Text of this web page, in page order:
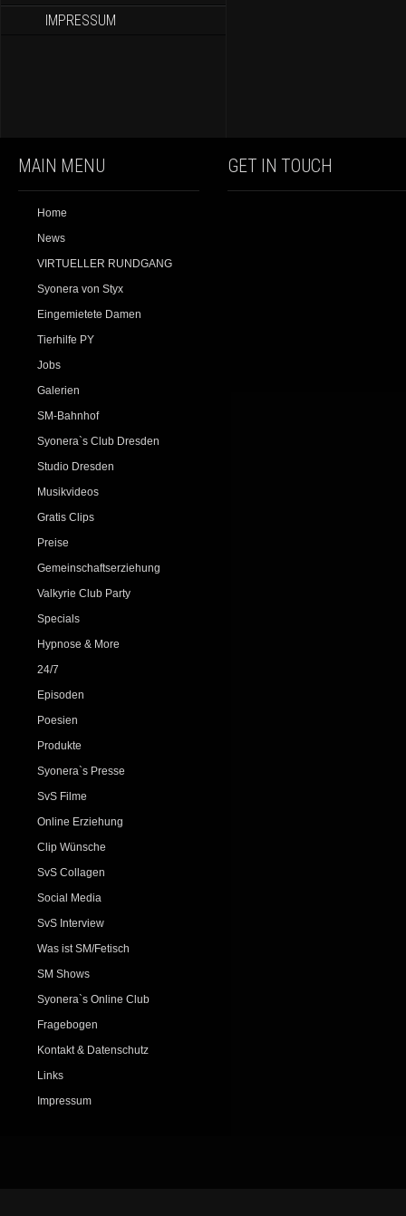
IMPRESSUM
MAIN MENU
Home
News
VIRTUELLER RUNDGANG
Syonera von Styx
Eingemietete Damen
Tierhilfe PY
Jobs
Galerien
SM-Bahnhof
Syonera`s Club Dresden
Studio Dresden
Musikvideos
Gratis Clips
Preise
Gemeinschaftserziehung
Valkyrie Club Party
Specials
Hypnose & More
24/7
Episoden
Poesien
Produkte
Syonera`s Presse
SvS Filme
Online Erziehung
Clip Wünsche
SvS Collagen
Social Media
SvS Interview
Was ist SM/Fetisch
SM Shows
Syonera`s Online Club
Fragebogen
Kontakt & Datenschutz
Links
Impressum
GET IN TOUCH